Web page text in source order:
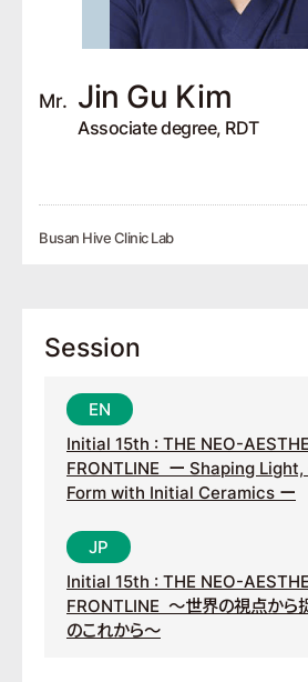
Mr. Jin Gu Kim
Associate degree, RDT
Busan Hive Clinic Lab
Session
Initial 15th : THE NEO-
FRONTLINE ー Shaping
Form with Initial Ceramics ー
Initial 15th : THE NEO-
FRONTLINE ～世界の視点から
のこれから～